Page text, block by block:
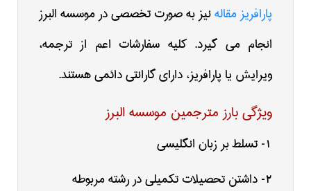
پارافریز مقالهنیز به صورت تخصصی در موسسه البرز
انجام می گیرد. کلیه سفارشات اعم از ترجمه،
ویرایش یا پارافریز، دارای گارانتی دائمی هستند.
ویژگی بارز مترجمین موسسه البرز
1- تسلط بر زبان انگلیسی
2- داشتن تحصیلات تکمیلی در رشته مربوطه